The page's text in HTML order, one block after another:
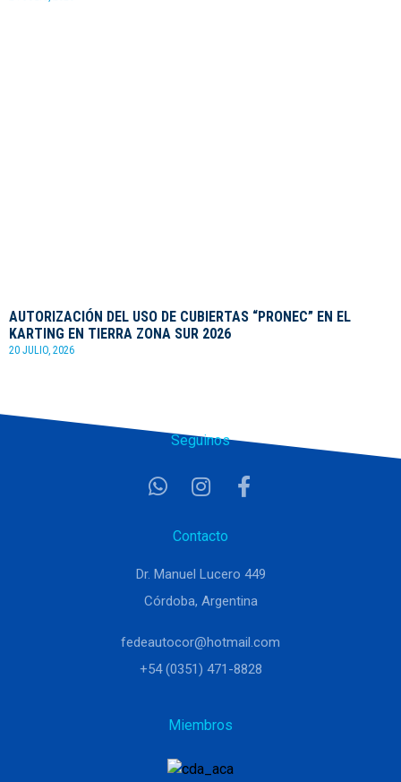
AUTORIZACIÓN DEL USO DE CUBIERTAS “PRONEC” EN EL
KARTING EN TIERRA ZONA SUR 2026
20 JULIO, 2026
Seguinos
Contacto
Dr. Manuel Lucero 449
Córdoba, Argentina
fedeautocor@hotmail.com
+54 (0351) 471-8828
Miembros